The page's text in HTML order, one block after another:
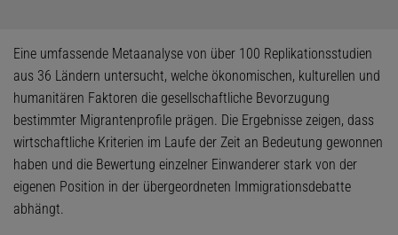
Eine umfassende Metaanalyse von über 100 Replikationsstudien
aus 36 Ländern untersucht, welche ökonomischen, kulturellen und
humanitären Faktoren die gesellschaftliche Bevorzugung
bestimmter Migrantenprofile prägen. Die Ergebnisse zeigen, dass
wirtschaftliche Kriterien im Laufe der Zeit an Bedeutung gewonnen
haben und die Bewertung einzelner Einwanderer stark von der
eigenen Position in der übergeordneten Immigrationsdebatte
abhängt.